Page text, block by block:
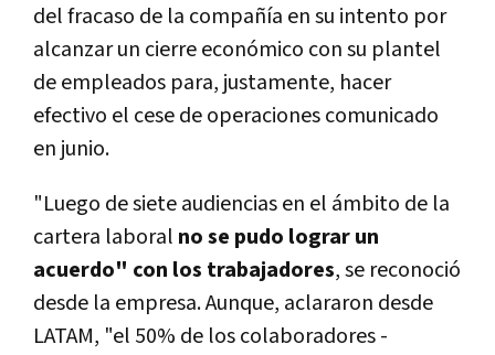
del fracaso de la compañía en su intento por
alcanzar un cierre económico con su plantel
de empleados para, justamente, hacer
efectivo el cese de operaciones comunicado
en junio.
"Luego de siete audiencias en el ámbito de la
cartera laboral no se pudo lograr un
acuerdo" con los trabajadores, se reconoció
desde la empresa. Aunque, aclararon desde
LATAM, "el 50% de los colaboradores -